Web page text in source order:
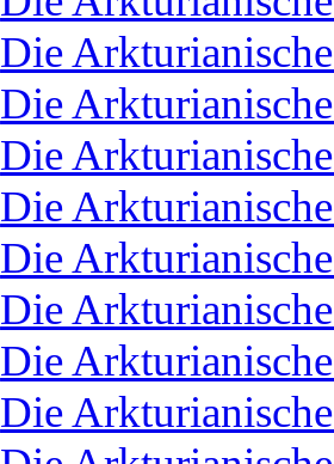
Die
Die
Die
Die
Die
Die
Die
Die